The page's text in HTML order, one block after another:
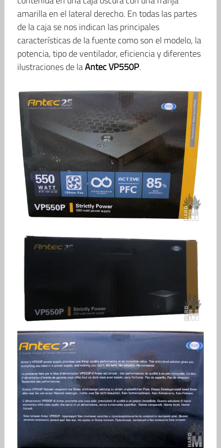
amarilla en el lateral derecho. En todas las partes
de la caja se nos indican las principales
características de la fuente como son el modelo, la
potencia, tipo de ventilador, eficiencia y diferentes
ilustraciones de laAntec VP550P.